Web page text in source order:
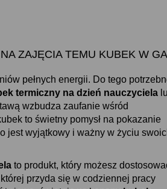
ZAJĘCIA TEMU KUBEK W
pełnych energii. Do tego
termiczny na dzień nauczyciela
wzbudza zaufanie wśród
to świetny pomysł na pokazanie
jest wyjątkowy i ważny w życiu
to produkt, który możesz
przyda się w codziennej pracy